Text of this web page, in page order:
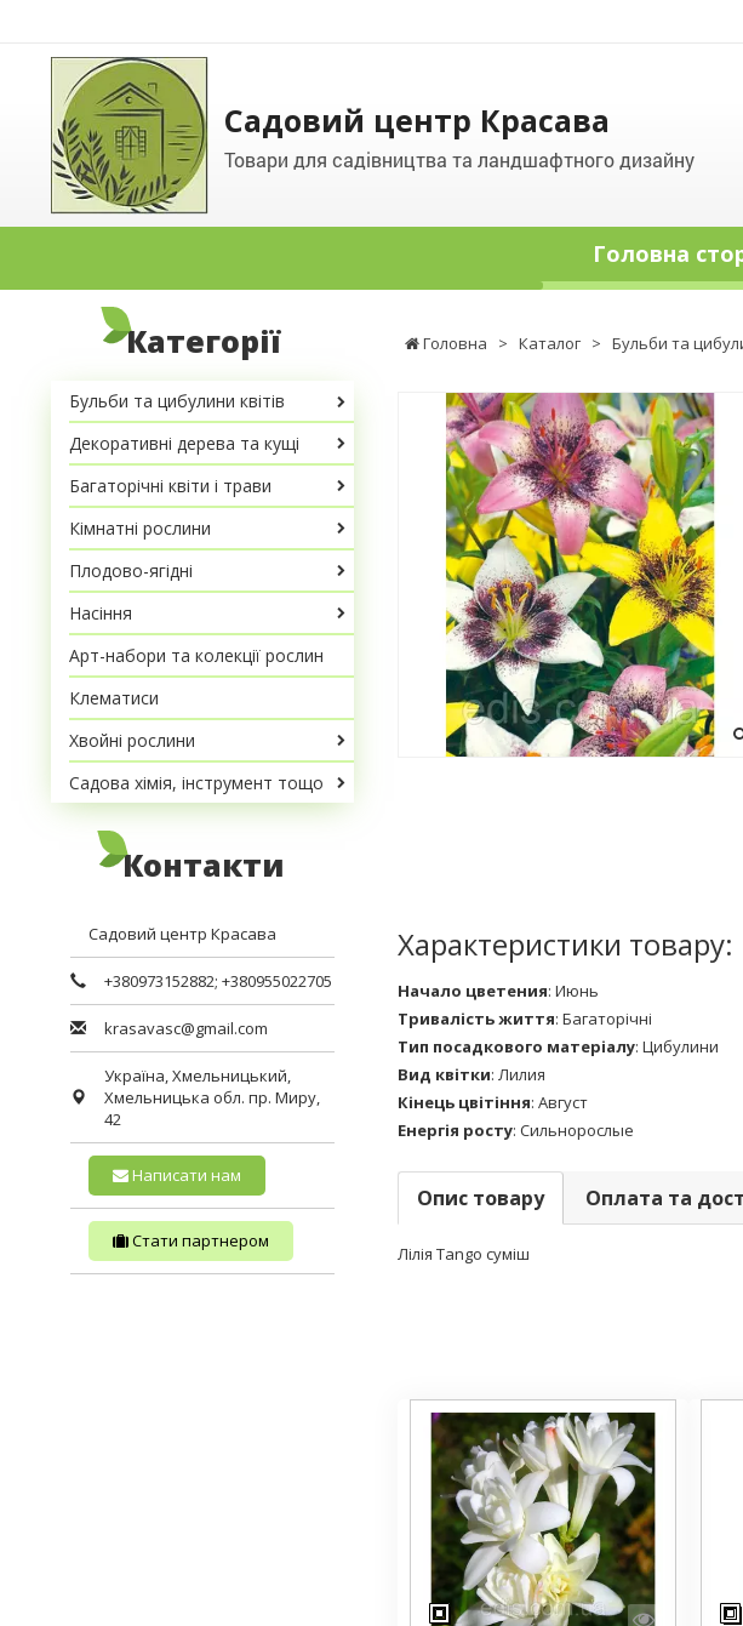
Садовий центр Красава
Товари для садівництва та ландшафтного дизайну
Головна
Головна > Каталог > Бульби та
Характеристики товару:
Начало цветения: Июнь
Тривалість життя: Багаторічні
Тип посадкового матеріалу: Цибулини
Вид квітки: Лилия
Кінець цвітіння: Август
Енергія росту: Сильнорослые
Опис товару Оплата та
Лілія Tango суміш
Категорії
Бульби та цибулини квітів
Декоративні дерева та кущі
Багаторічні квіти і трави
Кімнатні рослини
Плодово-ягідні
Насіння
Арт-набори та колекції рослин
Клематиси
Хвойні рослини
Садова хімія, інструмент тощо
Контакти
Садовий центр Красава
+380973152882; +380955022705
krasavasc@gmail.com
Україна,Хмельницький,
Хмельницька обл. пр. Миру,
42
Написати нам
Стати партнером